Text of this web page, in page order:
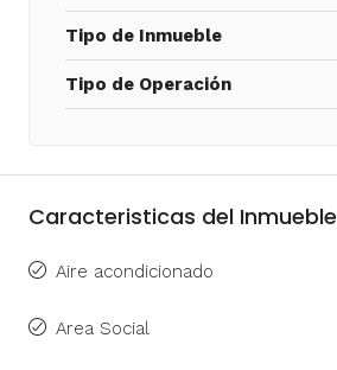
Tipo de Inmueble
Tipo de Operación
Caracteristicas del Inmueble
Aire acondicionado
Area Social